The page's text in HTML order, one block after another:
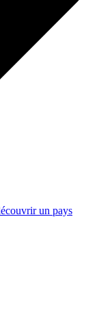
un pays